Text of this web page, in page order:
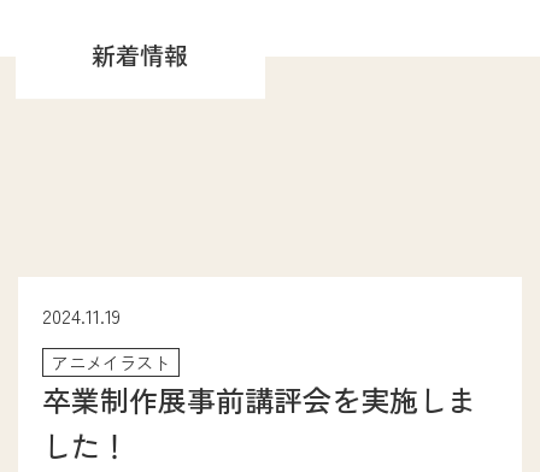
文部科学省 高等教育の
修学支援新制度認定校
医療事務学科
ファッションクリエイター学科
ブライダル・コンシェルジュ学科
メディカルトリマー学科
パティシエ・ブーランジェ学科
新着情報
2024.11.19
アニメイラスト
卒業制作展事前講評会を実施しま
した！